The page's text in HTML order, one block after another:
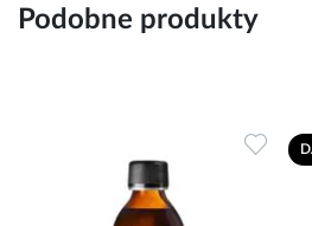
Podobne produkty